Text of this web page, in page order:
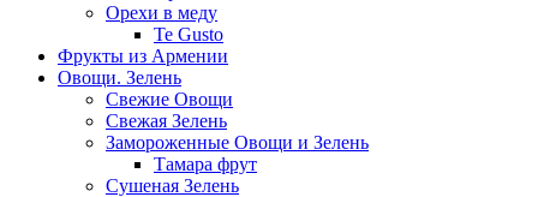
Орехи в меду
Te Gusto
Фрукты из Армении
Овощи. Зелень
Свежие Овощи
Свежая Зелень
Замороженные Овощи и Зелень
Тамара фрут
Сушеная Зелень